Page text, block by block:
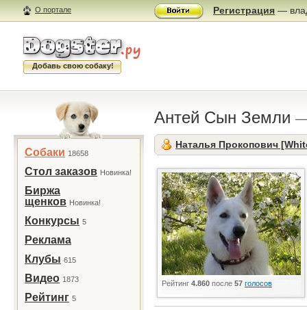
О портале Регистрация —
Добавь свою собаку!
Собаки 18658
Стол заказов Новинка!
Биржа
щенков Новинка!
Конкурсы 5
Реклама
Клубы 615
Видео 1873
Рейтинг 5
Антей Сын Земли —
Наталья Прокопович
Рейтинг 4.860 после 57 голосов